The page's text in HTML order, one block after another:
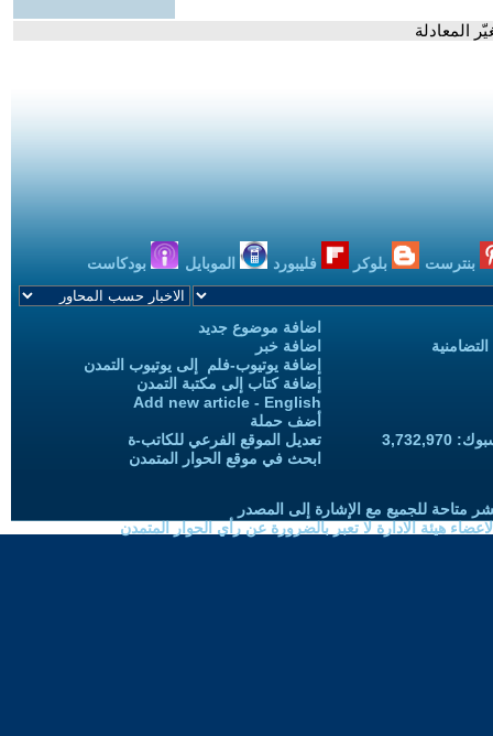
المعادلة
بنترست بلوكر فليبورد الموبايل بودكاست
اضافة موضوع جديد
اضافة خبر
إضافة يوتيوب-فلم إلى يوتيوب التمدن
إضافة كتاب إلى مكتبة التمدن
Add new article - English
أضف حملة
تعديل الموقع الفرعي للكاتب-ة
ابحث في موقع الحوار المتمدن
متاحة للجميع مع الإشارة إلى المصدر
هيئة الادارة لا تعبر بالضرورة عن رأي الحوار المتمدن